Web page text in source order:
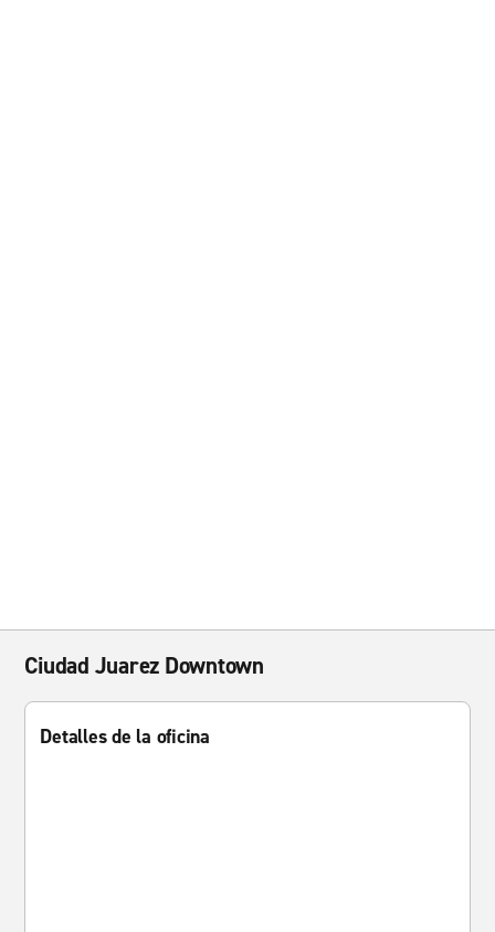
Ciudad Juarez Downtown
Detalles de la oficina